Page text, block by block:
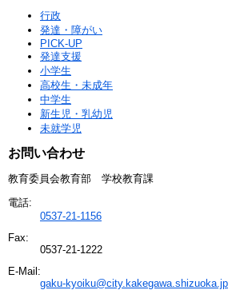
行政
発達・障がい
PICK-UP
発達支援
小学生
高校生・未成年
中学生
新生児・乳幼児
未就学児
お問い合わせ
教育委員会教育部 学校教育課
電話:
0537-21-1156
Fax:
0537-21-1222
E-Mail:
gaku-kyoiku@city.kakegawa.shizuoka.jp